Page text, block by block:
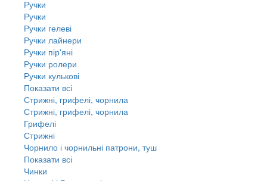
Ручки
Ручки
Ручки гелеві
Ручки лайнери
Ручки пір'яні
Ручки ролери
Ручки кулькові
Показати всі
Стрижні, грифелі, чорнила
Стрижні, грифелі, чорнила
Грифелі
Стрижні
Чорнило і чорнильні патрони, туш
Показати всі
Чинки